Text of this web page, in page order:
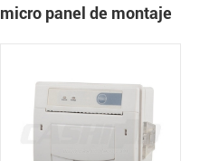
micro panel de montaje